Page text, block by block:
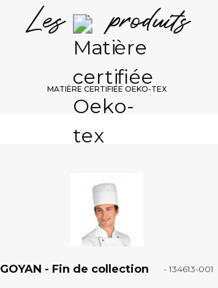
Les + produits
MATIÈRE CERTIFIÉE OEKO-TEX
GOYAN - Fin de collection - 134613-001